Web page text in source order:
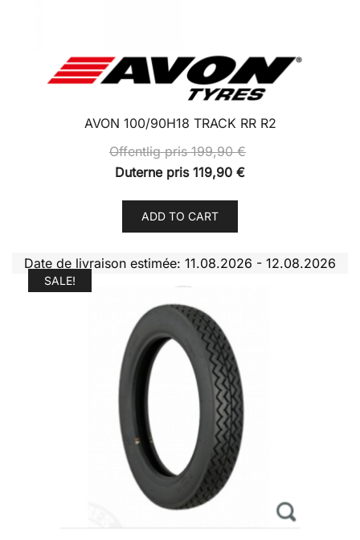
AVON 100/90H18 TRACK RR R2
Offentlig pris199,90€
Duterne pris 119,90 €
ADD TO CART
Date de livraison estimée: 11.08.2026 - 12.08.2026
SALE!